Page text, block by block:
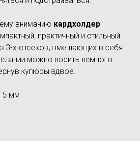
вниманию кардхолдер
практичный и стильный.
3-х отсеков, вмещающих в себя
можно носить немного
купюры вдвое.
5 мм